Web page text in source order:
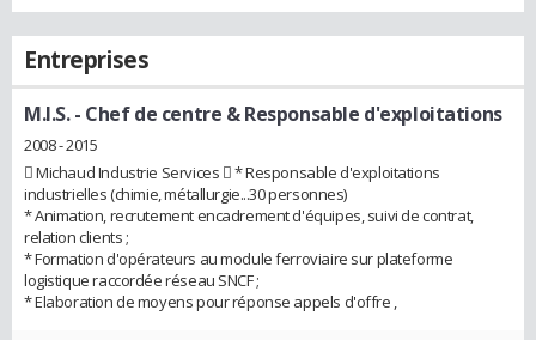
Entreprises
M.I.S.- Chef de centre & Responsable d'exploitations
2008 - 2015
 Michaud Industrie Services  * Responsable d'exploitations
industrielles (chimie, métallurgie...30 personnes)
* Animation, recrutement encadrement d'équipes, suivi de contrat,
relation clients ;
* Formation d'opérateurs au module ferroviaire sur plateforme
logistique raccordée réseau SNCF ;
* Elaboration de moyens pour réponse appels d'offre ,